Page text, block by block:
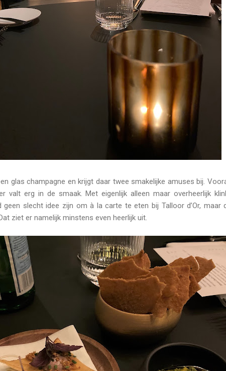
glas champagne en krijgt daar twee smakelijke amuses bij.
valt erg in de smaak. Met eigenlijk alleen maar overheerlijk
slecht idee zijn om à la carte te eten bij Talloor d’Or, maar
ziet er namelijk minstens even heerlijk uit.